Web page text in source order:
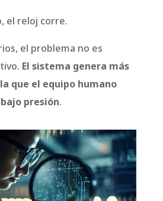
el reloj corre.
el problema no es
El sistema genera más
que el equipo humano
presión.